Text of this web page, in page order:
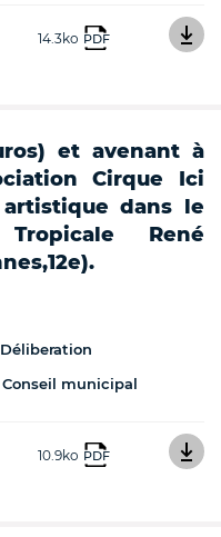
14.3ko PDF
et avenant à
Cirque Ici
dans le
René
Déliberation
Conseil municipal
10.9ko PDF